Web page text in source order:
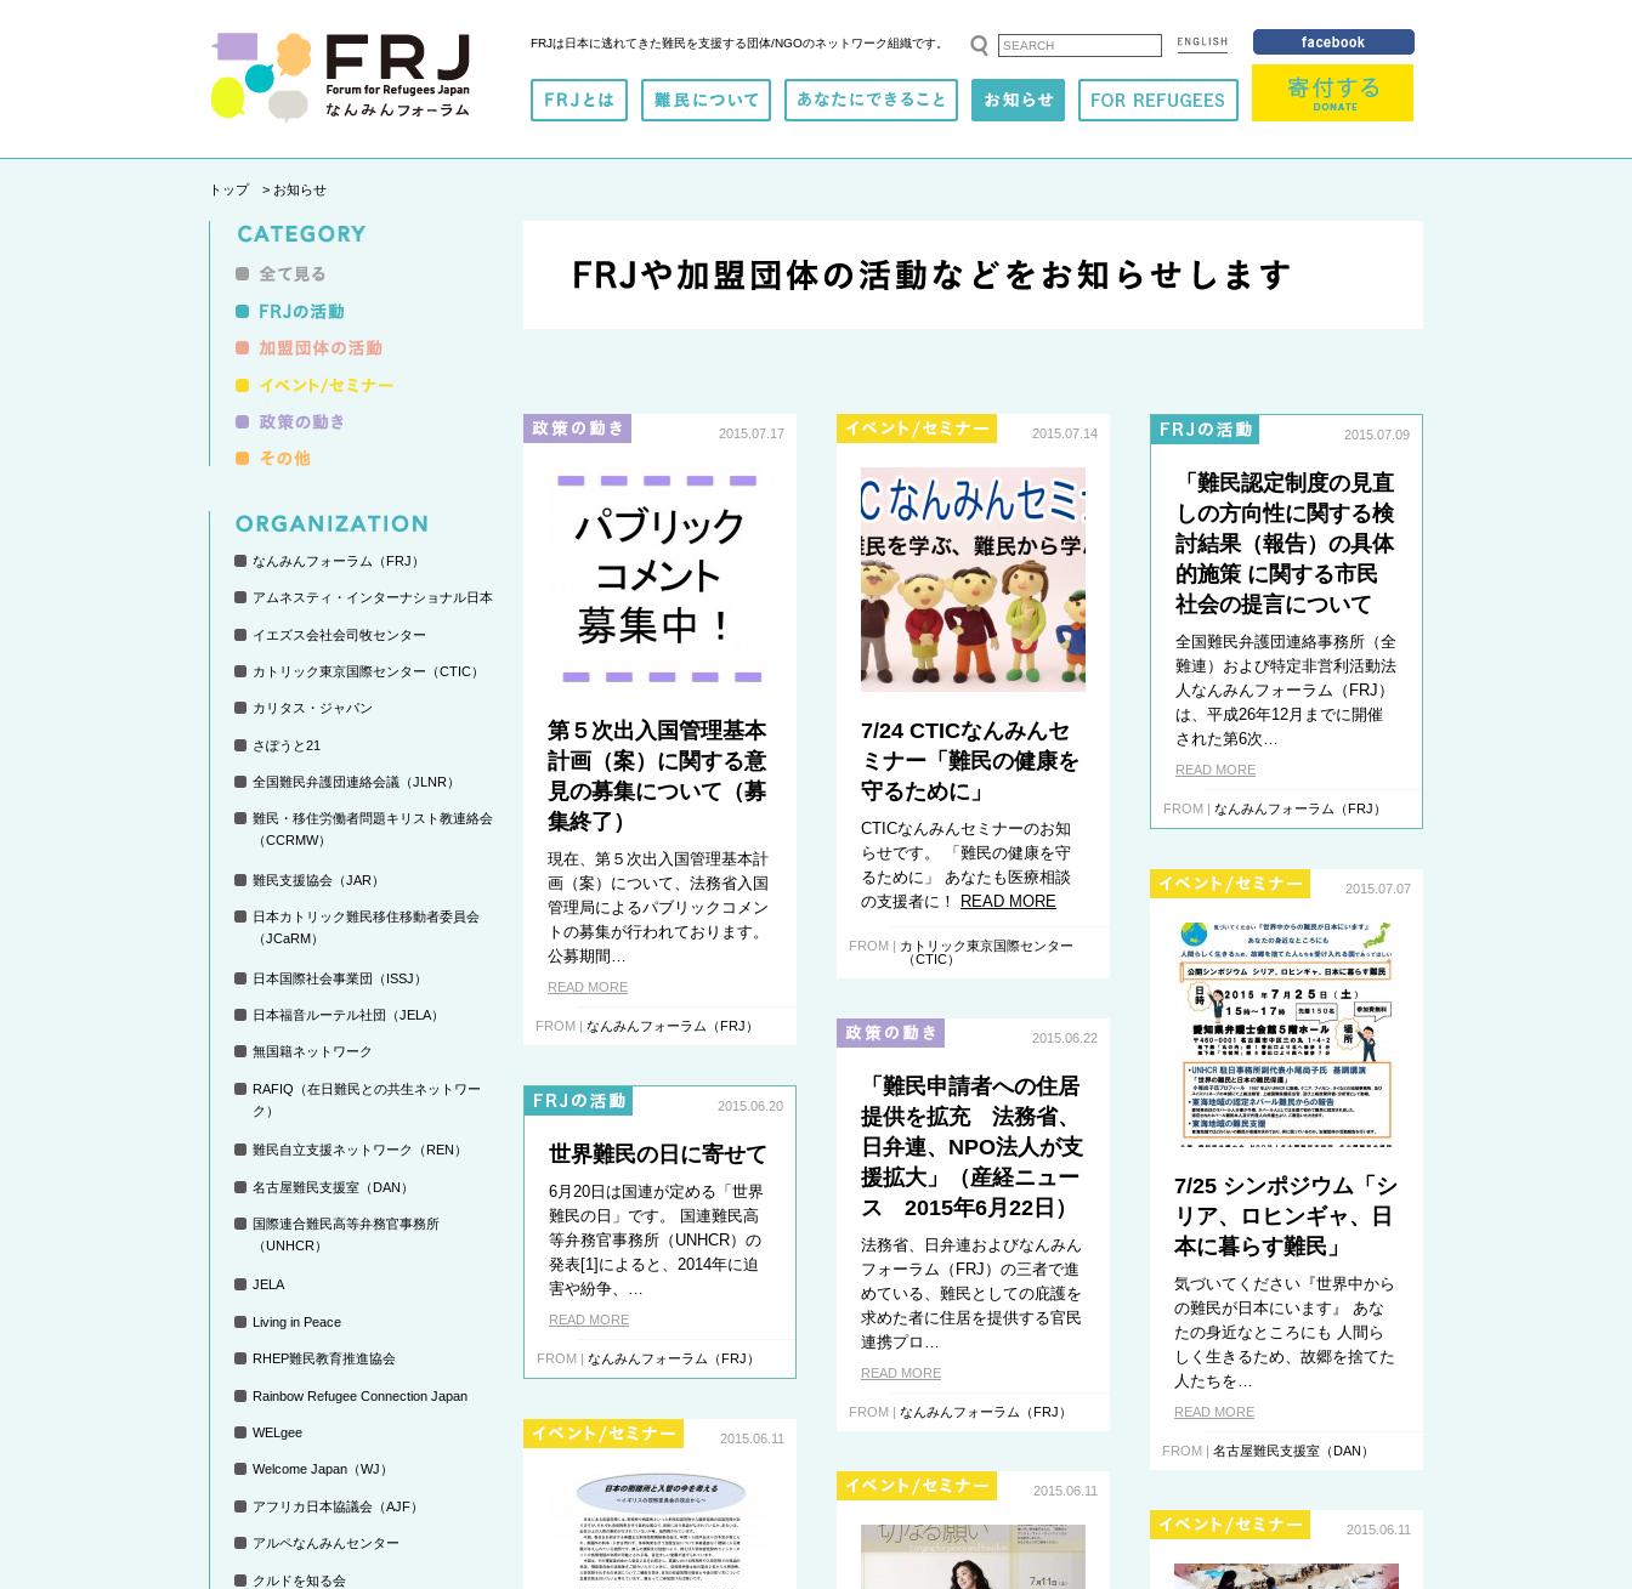
FRJは日本に逃れてきた難民を支援する 団体/NGOのネットワーク組織です。
トップ> お知らせ
2015.07.17
第５次出入国管理基本
計画（案）に関する意
見の募集について（募
集終了）
現在、第５次出入国管理基本計
画（案）について、法務省入国
管理局によるパブリックコメン
トの募集が行われております。
公募期間…
READ MORE
FROM | なんみんフォーラム（FRJ）
2015.07.14
7/24 CTICなんみんセ
ミナー「難民の健康を
守るために」
CTICなんみんセミナーのお知
らせです。 「難民の健康を守
るために」 あなたも医療相談
の支援者に！
READ MORE
FROM | カトリック東京国際センター
（CTIC）
2015.07.09
「難民認定制度の見直
しの方向性に関する検
討結果（報告）の具体
的施策 に関する市民
社会の提言について
全国難民弁護団連絡事務所（全
難連）および特定非営利活動法
人なんみんフォーラム（FRJ）
は、平成26年12月までに開催
された第6次…
READ MORE
FROM | なんみんフォーラム（FRJ）
2015.07.07
7/25 シンポジウム「シ
リア、ロヒンギャ、日
本に暮らす難民」
気づいてください『世界中から
の難民が日本にいます』 あな
たの身近なところにも 人間ら
しく生きるため、故郷を捨てた
人たちを…
READ MORE
FROM | 名古屋難民支援室（DAN）
2015.06.22
「難民申請者への住居
提供を拡充 法務省、
日弁連、NPO法人が支
援拡大」（産経ニュー
ス 2015年6月22日）
法務省、日弁連およびなんみん
フォーラム（FRJ）の三者で進
めている、難民としての庇護を
求めた者に住居を提供する官民
連携プロ…
READ MORE
FROM | なんみんフォーラム（FRJ）
2015.06.20
世界難民の日に寄せて
6月20日は国連が定める「世界
難民の日」です。 国連難民高
等弁務官事務所（UNHCR）の
発表[1]によると、2014年に迫
害や紛争、…
READ MORE
FROM | なんみんフォーラム（FRJ）
2015.06.11
2015.06.11
2015.06.11
なんみんフォーラム（FRJ）
アムネスティ・インターナショナル日本
イエズス会社会司牧センター
カトリック東京国際センター（CTIC）
カリタス・ジャパン
さぽうと21
全国難民弁護団連絡会議（JLNR）
難民・移住労働者問題キリスト教連絡会
（CCRMW）
難民支援協会（JAR）
日本カトリック難民移住移動者委員会
（JCaRM）
日本国際社会事業団（ISSJ）
日本福音ルーテル社団（JELA）
無国籍ネットワーク
RAFIQ（在日難民との共生ネットワー
ク）
難民自立支援ネットワーク（REN）
名古屋難民支援室（DAN）
国際連合難民高等弁務官事務所
（UNHCR）
JELA
Living in Peace
RHEP難民教育推進協会
Rainbow Refugee Connection Japan
WELgee
Welcome Japan（WJ）
アフリカ日本協議会（AJF）
アルペなんみんセンター
クルドを知る会